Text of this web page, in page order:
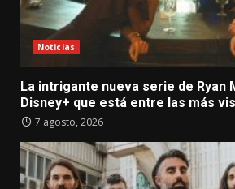
Noticias
La intrigante nueva serie de Ryan
Disney+ que está entre las más
7 agosto, 2026